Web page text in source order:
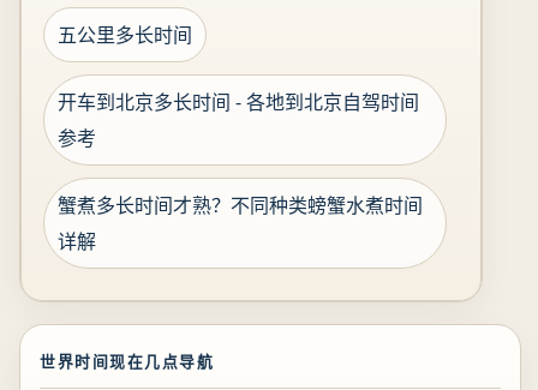
五公里多长时间
开车到北京多长时间 - 各地到北京自驾时间
参考
蟹煮多长时间才熟？不同种类螃蟹水煮时间
详解
世界时间现在几点导航